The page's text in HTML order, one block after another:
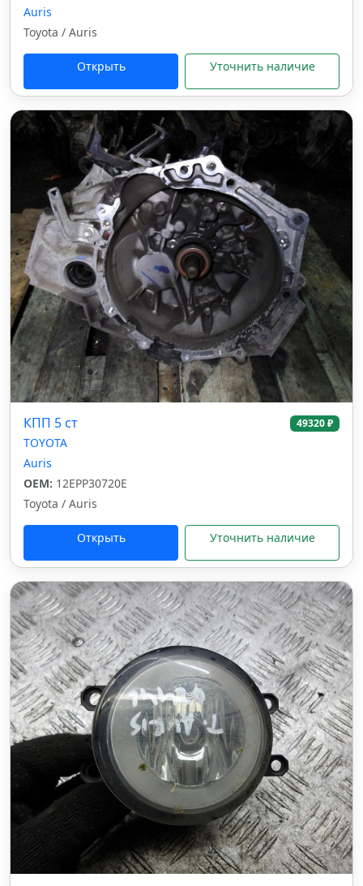
Auris
Toyota / Auris
Открыть Уточнить наличие
КПП 5 ст 49320 ₽
TOYOTA
Auris
OEM: 12EPP30720E
Toyota / Auris
Открыть Уточнить наличие